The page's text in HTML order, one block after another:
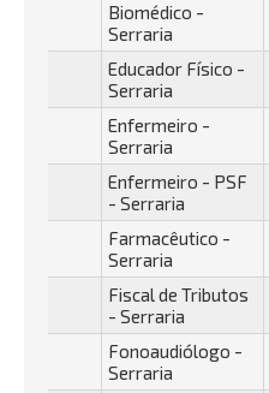
Biomédico -
Serraria
Educador Físico -
Serraria
Enfermeiro -
Serraria
Enfermeiro - PSF
- Serraria
Farmacêutico -
Serraria
Fiscal de Tributos
- Serraria
Fonoaudiólogo -
Serraria